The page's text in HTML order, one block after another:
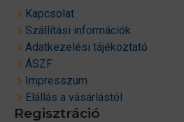
Kapcsolat
Szállítási információk
Adatkezelési tájékoztató
ÁSZF
Impresszum
Elállás a vásárlástól
Regisztráció